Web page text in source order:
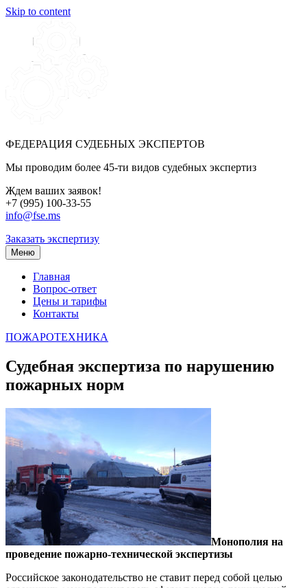
Skip to content
ФЕДЕРАЦИЯ СУДЕБНЫХ ЭКСПЕРТОВ
Мы проводим более 45-ти видов судебных экспертиз
Ждем ваших заявок!
+7 (995) 100-33-55
info@fse.ms
Заказать экспертизу
Меню
Главная
Вопрос-ответ
Цены и тарифы
Контакты
ПОЖАРОТЕХНИКА
Судебная экспертиза по нарушению
пожарных норм
Монополия на
проведение пожарно-технической экспертизы
Российское законодательство не ставит перед собой целью